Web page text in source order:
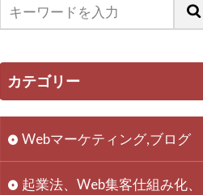
カテゴリー
Webマーケティング,ブログ
起業法、Web集客仕組み化、
グ